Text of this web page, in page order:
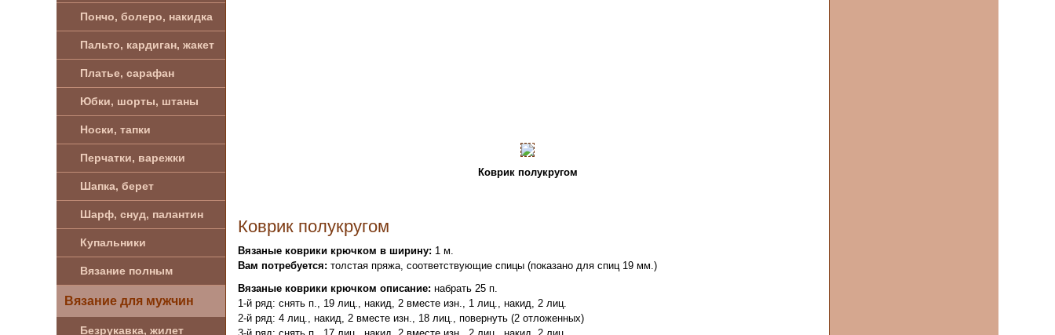
Пончо, болеро, накидка
Пальто, кардиган, жакет
Платье, сарафан
Юбки, шорты, штаны
Носки, тапки
Перчатки, варежки
Шапка, берет
Шарф, снуд, палантин
Купальники
Вязание полным
Вязание для мужчин
Безрукавка, жилет
Коврик полукругом
Коврик полукругом
Вязаные коврики крючком в ширину: 1 м.
Вам потребуется: толстая пряжа, соответствующие спицы (показано для спиц 19 мм.)
Вязаные коврики крючком описание: набрать 25 п.
1-й ряд: снять п., 19 лиц., накид, 2 вместе изн., 1 лиц., накид, 2 лиц.
2-й ряд: 4 лиц., накид, 2 вместе изн., 18 лиц., повернуть (2 отложенных)